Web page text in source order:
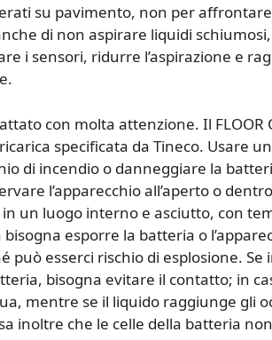
su pavimento, non per
di non aspirare liquidi
i sensori, ridurre l’aspirazione e
con molta attenzione. Il FLOOR
specificata da Tineco. Usare
di incendio o danneggiare la
l’apparecchio all’aperto o dentro
un luogo interno e asciutto, con
esporre la batteria o
può esserci rischio di esplosione. Se
bisogna evitare il contatto; in
mentre se il liquido raggiunge gli
inoltre che le celle della batteria